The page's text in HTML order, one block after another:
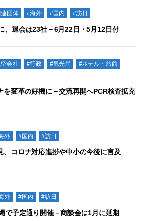
団体 #海外 #国内 #訪日
、退会は23社－6月22日・5月12日付
会社 #行政 #観光局
#ホテル・旅館
を変革の好機に－交流再開へPCR検査拡充
外 #国内 #訪日
、コロナ対応進捗や中小の今後に言及
外 #国内 #訪日
で予定通り開催－商談会は1月に延期